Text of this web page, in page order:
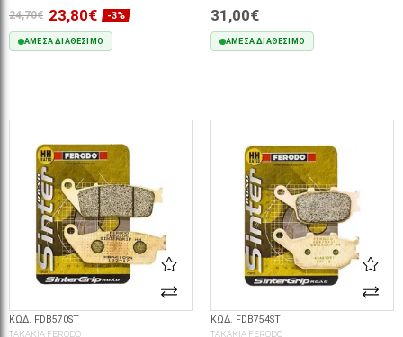
24,70€ 23,80€ -3%
ΆΜΕΣΑ ΔΙΑΘΈΣΙΜΟ
31,00€
ΆΜΕΣΑ ΔΙΑΘΈΣΙΜΟ
ΚΩΔ. FDB570ST
ΤΑΚΑΚΙΑ FERODO
ΚΩΔ. FDB754ST
ΤΑΚΑΚΙΑ FERODO